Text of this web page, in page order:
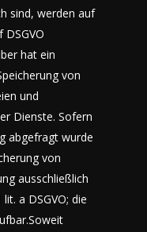
sind, werden auf
DSGVO
hat ein
von
und
Dienste. Sofern
abgefragt wurde
von
ausschließlich
a DSGVO; die